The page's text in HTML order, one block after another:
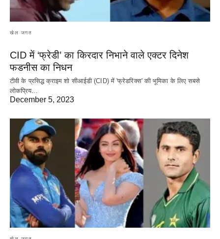
खेल जगत
CID में ‘फ्रेडी’ का किरदार निभाने वाले एक्टर दिनेश
फडनीस का निधन
टीवी के प्रसिद्ध क्राइम शो सीआईडी (CID) में 'फ्रेडरिक्स' की भूमिका के लिए सबसे
लोकप्रिय…
December 5, 2023